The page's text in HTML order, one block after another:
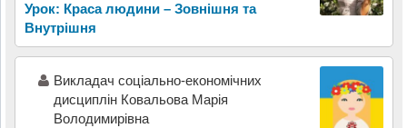
Урок: Краса людини – Зовнішня та
Внутрішня
Викладач соціально-економічних
дисциплін Ковальова Марія
Володимирівна